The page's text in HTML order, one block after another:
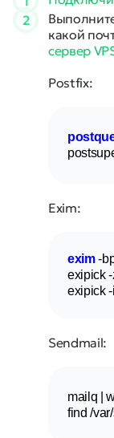
2
какой
сервер
Postfix:
Exim:
exim
exipick
exipick
Sendmail:
find /